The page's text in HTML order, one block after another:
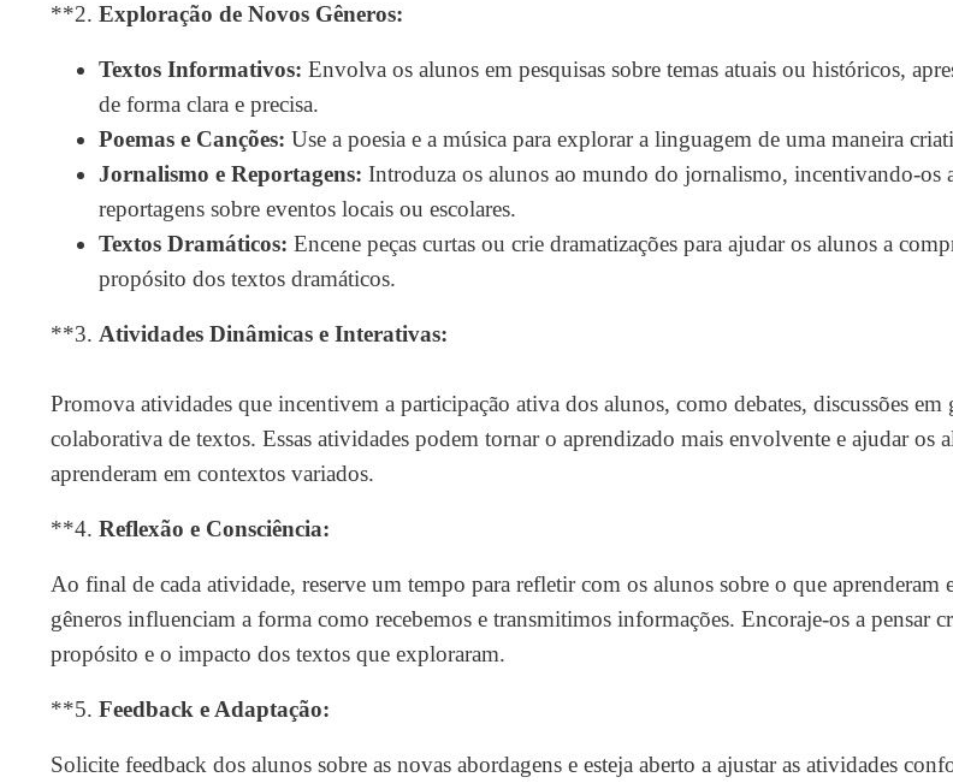
**2. Exploração de Novos Gêneros:
Textos Informativos: Envolva os alunos em pesquisas sobre temas atuais ou históricos,
de forma clara e precisa.
Poemas e Canções: Use a poesia e a música para explorar a linguagem de uma maneira
Jornalismo e Reportagens: Introduza os alunos ao mundo do jornalismo, incentivando-os
reportagens sobre eventos locais ou escolares.
Textos Dramáticos: Encene peças curtas ou crie dramatizações para ajudar os alunos a
propósito dos textos dramáticos.
**3. Atividades Dinâmicas e Interativas:
Promova atividades que incentivem a participação ativa dos alunos, como debates, discussões
colaborativa de textos. Essas atividades podem tornar o aprendizado mais envolvente e ajudar os
aprenderam em contextos variados.
**4. Reflexão e Consciência:
Ao final de cada atividade, reserve um tempo para refletir com os alunos sobre o que aprenderam
gêneros influenciam a forma como recebemos e transmitimos informações. Encoraje-os a pensar
propósito e o impacto dos textos que exploraram.
**5. Feedback e Adaptação:
Solicite feedback dos alunos sobre as novas abordagens e esteja aberto a ajustar as atividades